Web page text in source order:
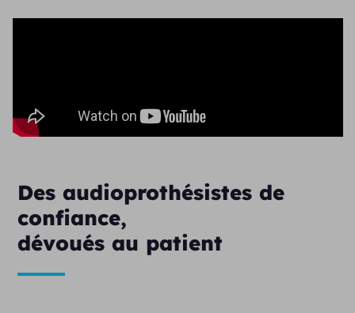
Des audioprothésistes de
confiance,
dévoués au patient